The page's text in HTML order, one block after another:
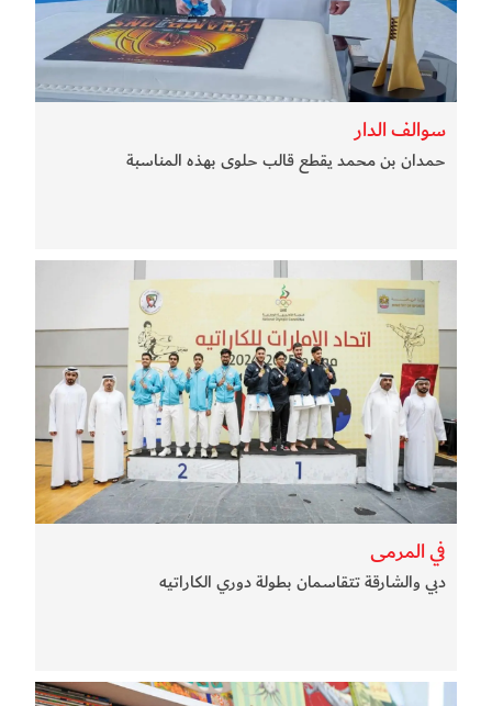
سوالف الدار
حمدان بن محمد يقطع قالب حلوى بهذه المناسبة
في المرمى
دبي والشارقة تتقاسمان بطولة دوري الكاراتيه